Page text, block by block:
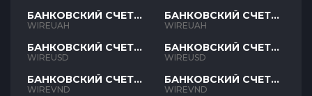
БАНКОВСКИЙ СЧЕТ
UAH
WIREUAH
БАНКОВСКИЙ СЧЕТ
USD
WIREUSD
БАНКОВСКИЙ СЧЕТ
VND
WIREVND
БАНКОВСКИЙ СЧЕТ
UAH
WIREUAH
БАНКОВСКИЙ СЧЕТ
USD
WIREUSD
БАНКОВСКИЙ СЧЕТ
VND
WIREVND